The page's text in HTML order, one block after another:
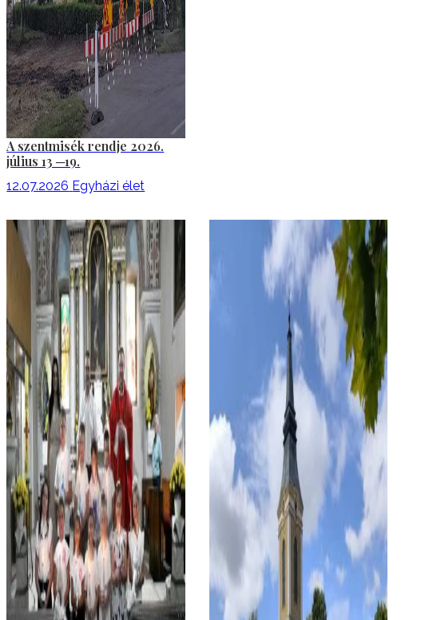
A szentmisék rendje 2026.
július 13 ─19.
12.07.2026 Egyházi élet